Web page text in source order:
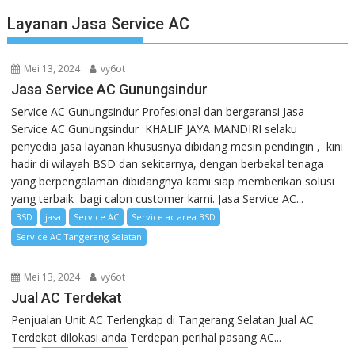
Layanan Jasa Service AC
Mei 13, 2024 vy6ot
Jasa Service AC Gunungsindur
Service AC Gunungsindur Profesional dan bergaransi Jasa
Service AC Gunungsindur KHALIF JAYA MANDIRI selaku
penyedia jasa layanan khususnya dibidang mesin pendingin , kini
hadir di wilayah BSD dan sekitarnya, dengan berbekal tenaga
yang berpengalaman dibidangnya kami siap memberikan solusi
yang terbaik bagi calon customer kami. Jasa Service AC...
BSD jasa Service AC
Service ac area BSD
Service AC Tangerang Selatan
Mei 13, 2024 vy6ot
Jual AC Terdekat
Penjualan Unit AC Terlengkap di Tangerang Selatan Jual AC
Terdekat dilokasi anda Terdepan perihal pasang AC...